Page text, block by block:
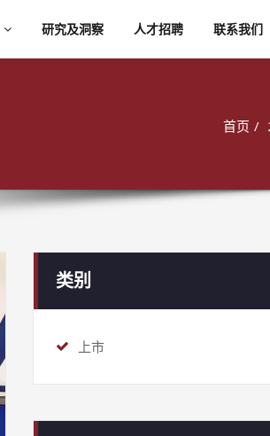
研究及洞察 人才招聘 联系我们
首页
类别
上市